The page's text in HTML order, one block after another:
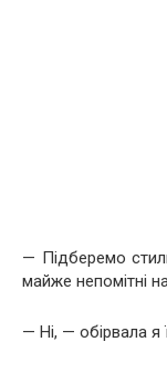
— Підберемо
майже непомітні
— Ні, — обірвала я